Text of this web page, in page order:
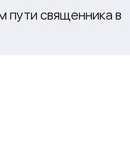
пути священника в